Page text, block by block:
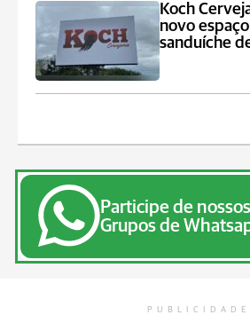
Koch
novo
sanduíche
Participe de nossos
Grupos de
PUBLICIDADE